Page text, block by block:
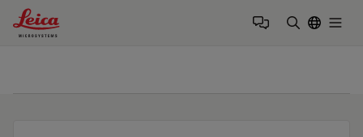
Leica Microsystems Logo